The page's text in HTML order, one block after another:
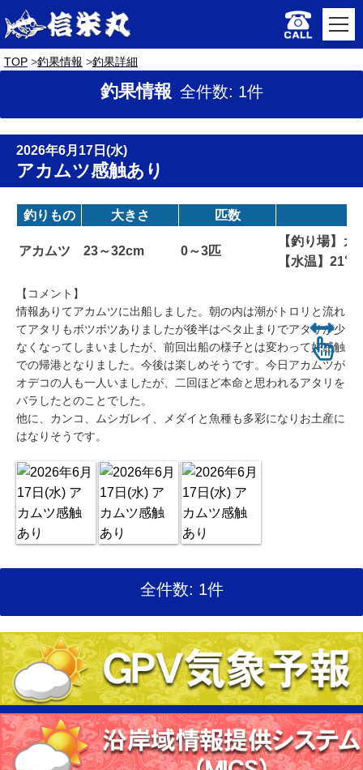
TOP 釣果情報 釣果詳細
釣果情報 全件数: 1件
2026年6月17日(水)
アカムツ感触あり
釣りもの 大きさ 匹数
アカムツ 23～32cm 0～3匹
【釣り場】
【水温】
【コメント】
情報ありてアカムツに出船しました。朝の内は潮がトロリと流れ
てアタリもボツボツありましたが後半はベタ止まりでアタリが少
なくなってしまいましたが、前回出船の様子とは変わって好感触
での帰港となりました。今後は楽しめそうです。今日アカムツが
オデコの人も一人いましたが、二回ほど本命と思われるアタリを
バラしたとのことでした。
他に、カンコ、ムシガレイ、メダイと魚種も多彩になりお土産に
はなりそうです。
全件数: 1件